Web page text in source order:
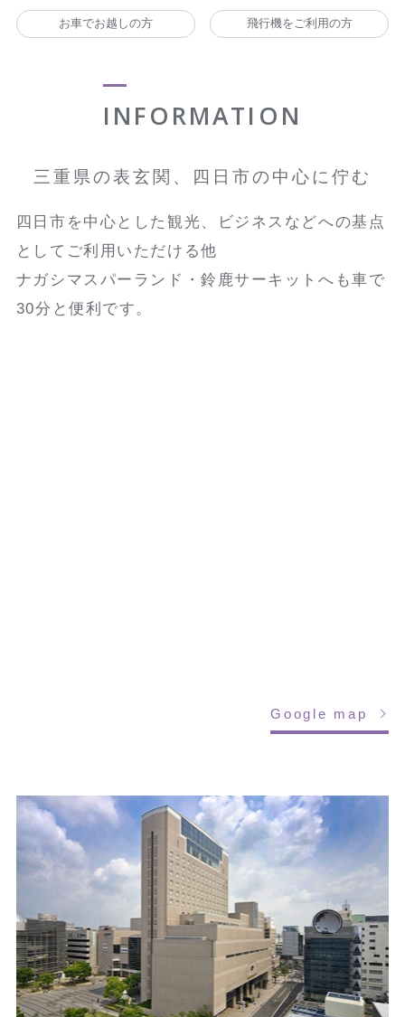
お車でお越しの方 飛行機をご利用の方
INFORMATION
三重県の表玄関、四日市の中心に佇む
四日市を中心とした観光、ビジネスなどへの基点
としてご利用いただける他
ナガシマスパーランド・鈴鹿サーキットへも車で
30分と便利です。
Google map